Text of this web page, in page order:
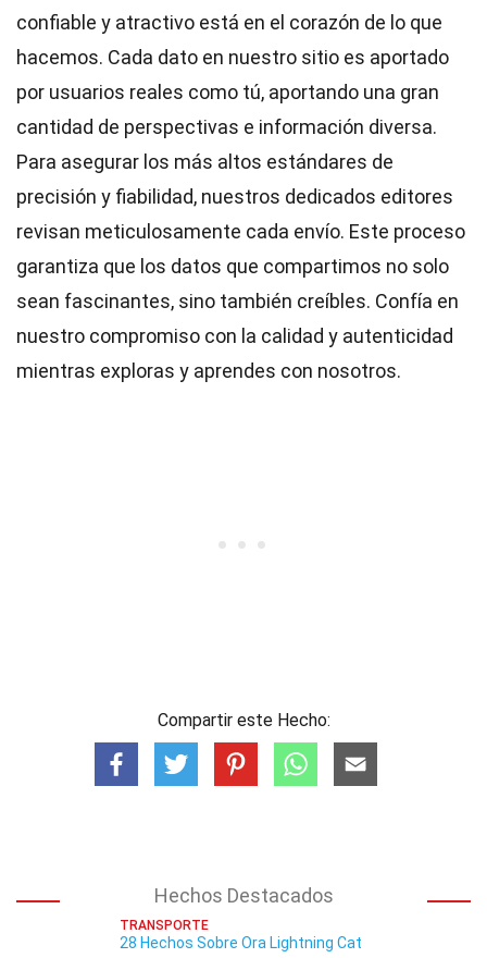
confiable y atractivo está en el corazón de lo que
hacemos. Cada dato en nuestro sitio es aportado
por usuarios reales como tú, aportando una gran
cantidad de perspectivas e información diversa.
Para asegurar los más altos estándares de
precisión y fiabilidad, nuestros dedicados editores
revisan meticulosamente cada envío. Este proceso
garantiza que los datos que compartimos no solo
sean fascinantes, sino también creíbles. Confía en
nuestro compromiso con la calidad y autenticidad
mientras exploras y aprendes con nosotros.
Compartir este Hecho:
Hechos Destacados
TRANSPORTE
28 Hechos Sobre Ora Lightning Cat